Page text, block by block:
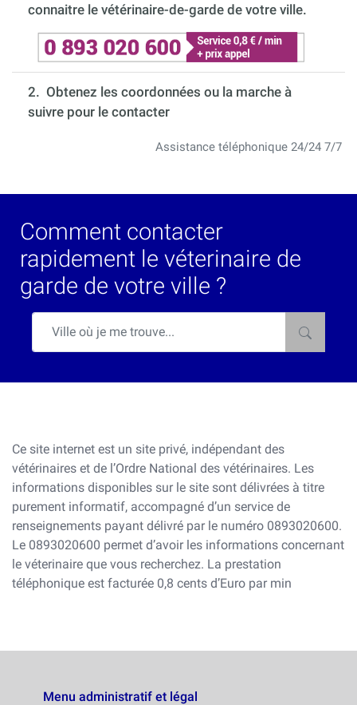
connaitre le vétérinaire-de-garde de votre ville.
2. Obtenez les coordonnées ou la marche à
suivre pour le contacter
Assistance téléphonique 24/24 7/7
Comment contacter
rapidement le véterinaire de
garde de votre ville ?
Ce site internet est un site privé, indépendant des
vétérinaires et de l’Ordre National des vétérinaires. Les
informations disponibles sur le site sont délivrées à titre
purement informatif, accompagné d’un service de
renseignements payant délivré par le numéro 0893020600.
Le 0893020600 permet d’avoir les informations concernant
le véterinaire que vous recherchez. La prestation
téléphonique est facturée 0,8 cents d’Euro par min
Menu administratif et légal